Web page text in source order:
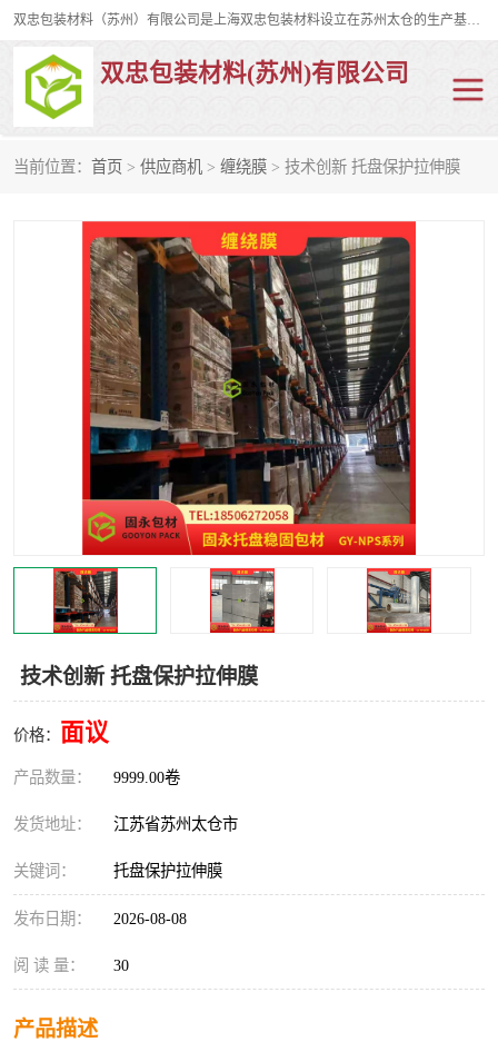
双忠包装材料（苏州）有限公司是上海双忠包装材料设立在苏州太仓的生产基地，占地约2万平米，产品主要有打孔缠绕膜，拉伸蜂窝纸，集装箱充气袋，滑托板，打包带，裹包网兜，防滑纸等箱体和托盘的运输和保护性包材。固永包材®，GooYon Pack®，是我们保护性包装材料的专属品牌。
双忠包装材料(苏州)有限公司
当前位置： 首页 > 供应商机 > 缠绕膜 > 技术创新 托盘保护拉伸膜
技术创新 托盘保护拉伸膜
价格： 面议
产品数量： 9999.00卷
发货地址： 江苏省苏州太仓市
关键词： 托盘保护拉伸膜
发布日期： 2026-08-08
阅 读 量： 30
产品描述
裹包网兜 纤维打包带
充气袋
缠绕膜
托盘裹包网兜
托盘捆绑带